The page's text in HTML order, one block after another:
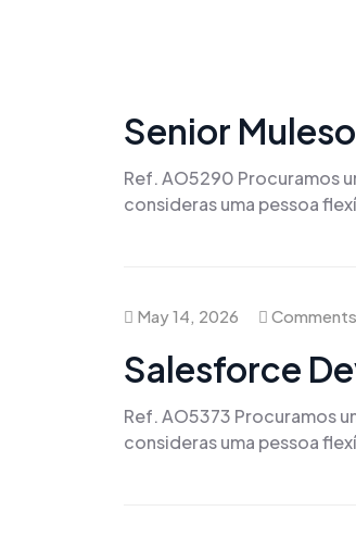
Senior
Ref. AO5290 Procuramos
consideras uma pessoa
May 14, 2026
Salesforce
Ref. AO5373 Procuramos
consideras uma pessoa